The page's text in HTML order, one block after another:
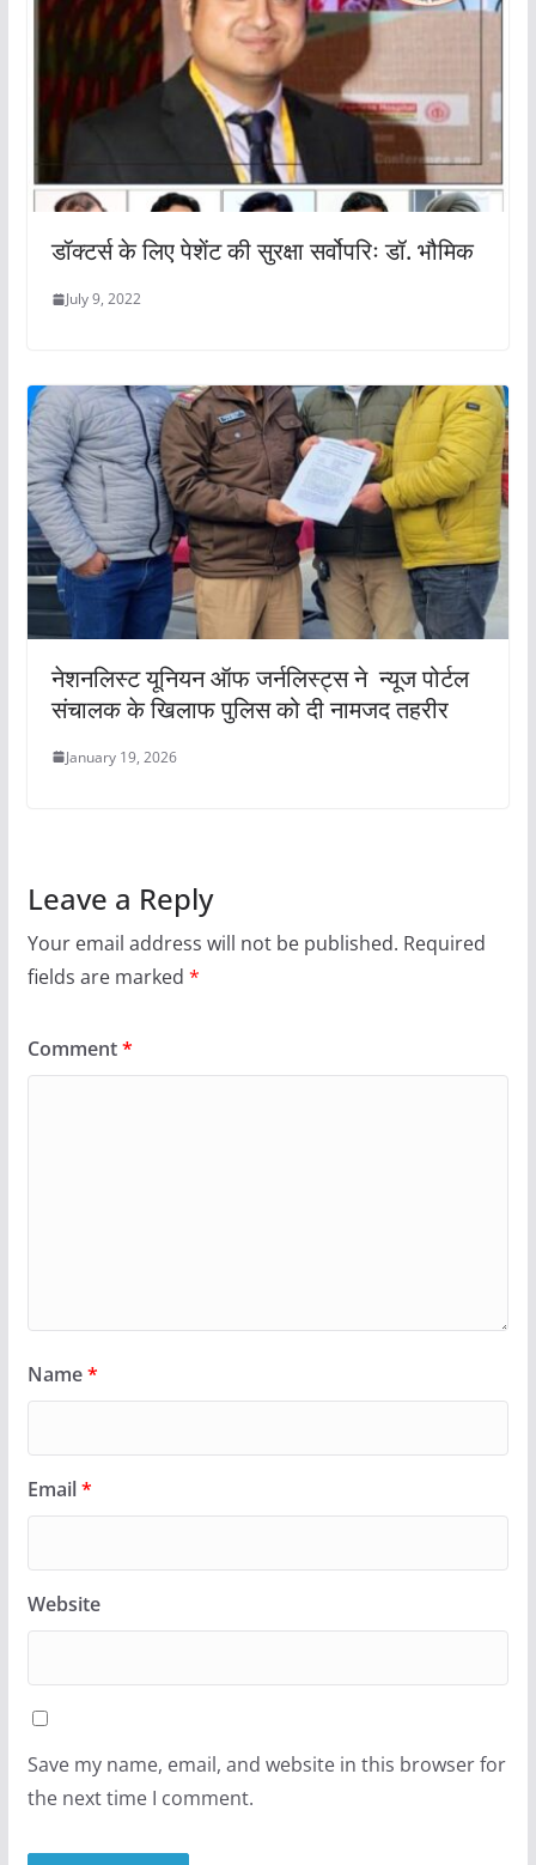
डॉक्टर्स के लिए पेशेंट की सुरक्षा सर्वोपरिः डॉ. भौमिक
July 9, 2022
नेशनलिस्ट यूनियन ऑफ जर्नलिस्ट्स ने न्यूज पोर्टल
संचालक के खिलाफ पुलिस को दी नामजद तहरीर
January 19, 2026
Leave a Reply
Your email address will not be published. Required
fields are marked *
Comment*
Name*
Email*
Website
Save my name, email, and website in this browser for
the next time I comment.